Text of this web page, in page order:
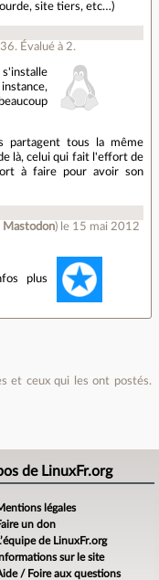
site tiers, etc…)
. Évalué à 2.
partagent tous la même
là, celui qui fait l'effort de
à faire pour avoir son
Mastodon) le 15 mai 2012
plus
et ceux qui les ont postés.
de LinuxFr.org
légales
un don
de LinuxFr.org
sur le site
/ Foire aux questions